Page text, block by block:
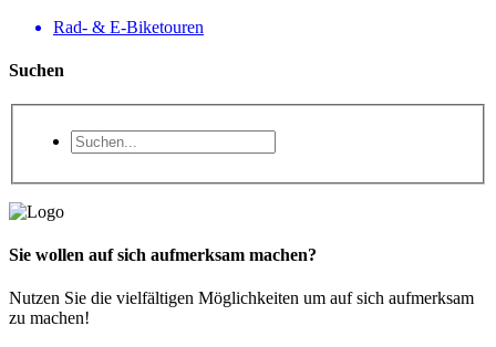
Rad- & E-Biketouren
Suchen
Sie wollen auf sich aufmerksam machen?
Nutzen Sie die vielfältigen Möglichkeiten um auf sich aufmerksam
zu machen!